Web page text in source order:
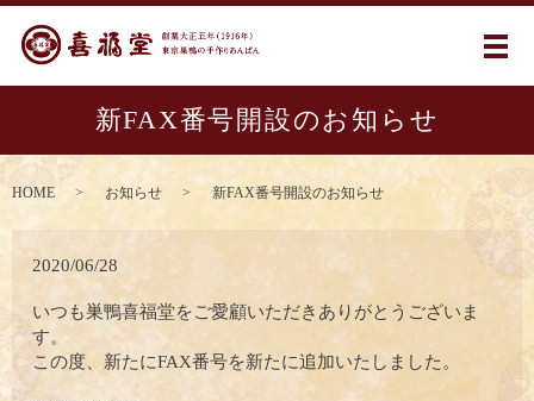
メ
新FAX番号開設のお知らせ
HOME お知らせ 新FAX番号開設のお知らせ
2020/06/28
いつも巣鴨喜福堂をご愛顧いただきありがとうございま
す。
この度、新たにFAX番号を新たに追加いたしました。